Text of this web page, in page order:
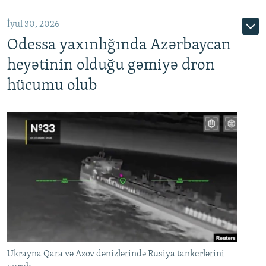
İyul 30, 2026
Odessa yaxınlığında Azərbaycan
heyətinin olduğu gəmiyə dron
hücumu olub
Ukrayna Qara və Azov dənizlərində Rusiya tankerlərini